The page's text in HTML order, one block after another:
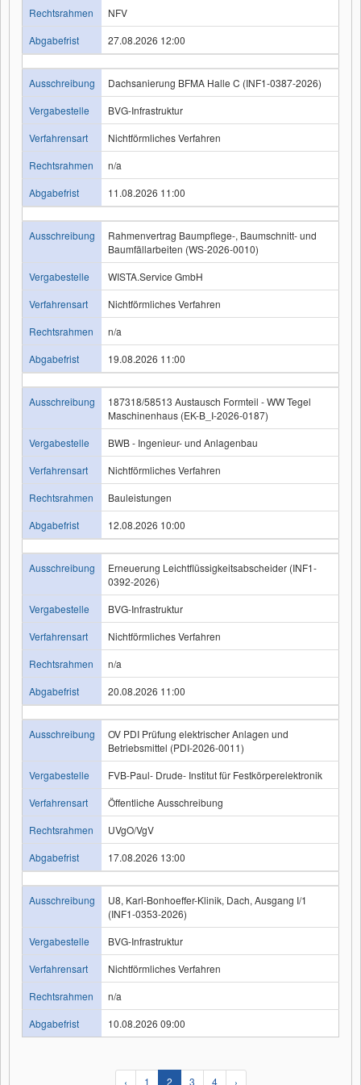
Rechtsrahmen
NFV
Abgabefrist
27.08.2026 12:00
Ausschreibung
Dachsanierung BFMA Halle C (INF1-0387-2026)
Vergabestelle
BVG-Infrastruktur
Verfahrensart
Nichtförmliches Verfahren
Rechtsrahmen
n/a
Abgabefrist
11.08.2026 11:00
Ausschreibung
Rahmenvertrag Baumpflege-, Baumschnitt- und
Baumfällarbeiten (WS-2026-0010)
Vergabestelle
WISTA.Service GmbH
Verfahrensart
Nichtförmliches Verfahren
Rechtsrahmen
n/a
Abgabefrist
19.08.2026 11:00
Ausschreibung
187318/58513 Austausch Formteil - WW Tegel
Maschinenhaus (EK-B_I-2026-0187)
Vergabestelle
BWB - Ingenieur- und Anlagenbau
Verfahrensart
Nichtförmliches Verfahren
Rechtsrahmen
Bauleistungen
Abgabefrist
12.08.2026 10:00
Ausschreibung
Erneuerung Leichtflüssigkeitsabscheider (INF1-
0392-2026)
Vergabestelle
BVG-Infrastruktur
Verfahrensart
Nichtförmliches Verfahren
Rechtsrahmen
n/a
Abgabefrist
20.08.2026 11:00
Ausschreibung
OV PDI Prüfung elektrischer Anlagen und
Betriebsmittel (PDI-2026-0011)
Vergabestelle
FVB-Paul- Drude- Institut für Festkörperelektronik
Verfahrensart
Öffentliche Ausschreibung
Rechtsrahmen
UVgO/VgV
Abgabefrist
17.08.2026 13:00
Ausschreibung
U8, Karl-Bonhoeffer-Klinik, Dach, Ausgang I/1
(INF1-0353-2026)
Vergabestelle
BVG-Infrastruktur
Verfahrensart
Nichtförmliches Verfahren
Rechtsrahmen
n/a
Abgabefrist
10.08.2026 09:00
‹ 1 2 3 4 ›